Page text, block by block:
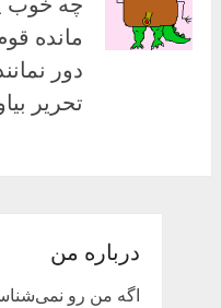
مانده
دور
تحریر
درباره من
اگه من رو